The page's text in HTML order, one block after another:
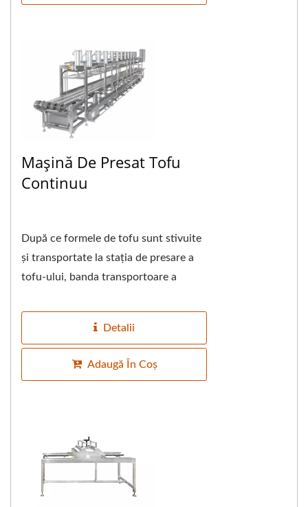
Mașină De Presat Tofu
Continuu
După ce formele de tofu sunt stivuite
și transportate la stația de presare a
tofu-ului, banda transportoare a
formele...
Detalii
Adaugă În Coș